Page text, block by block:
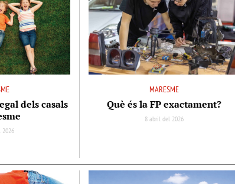
dels casals
2026
MARESME
Què és la FP exactament?
8 abril del 2026